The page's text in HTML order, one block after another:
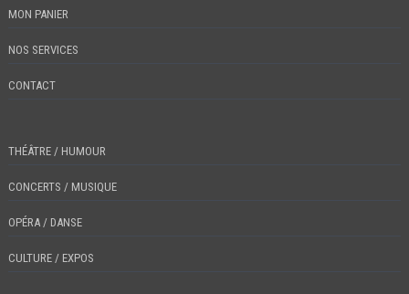
MON PANIER
NOS SERVICES
CONTACT
THÉÂTRE / HUMOUR
CONCERTS / MUSIQUE
OPÉRA / DANSE
CULTURE / EXPOS